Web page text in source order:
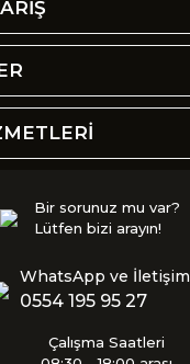
Bir sorunuz mu var?
Lütfen bizi arayın!
WhatsApp ve İletişim
0554 195 95 27
Çalışma Saatleri